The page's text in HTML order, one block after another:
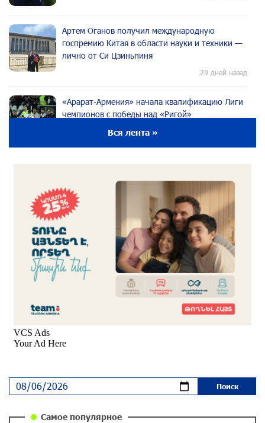
Артем Оганов получил международную
госпремию Китая в области науки и техники —
лично от Си Цзиньпиня
29 дней назад
«Арарат‑Армения» начала квалификацию Лиги
чемпионов с победы над «Ригой»
Аравийским морем
29 дней назад
Вопрос об аресте Чалабяна дошел до
Европейского парламента: «Паст»
около одного месяца назад
и чего на самом деле ожидает общество?
парламентского бойкота оппозиции - пустая
повестка дня? «Паст»
Вся лента »
Самое популярное